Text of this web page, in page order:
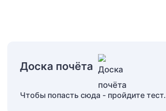
Доска почёта
Чтобы попасть сюда - пройдите тест.